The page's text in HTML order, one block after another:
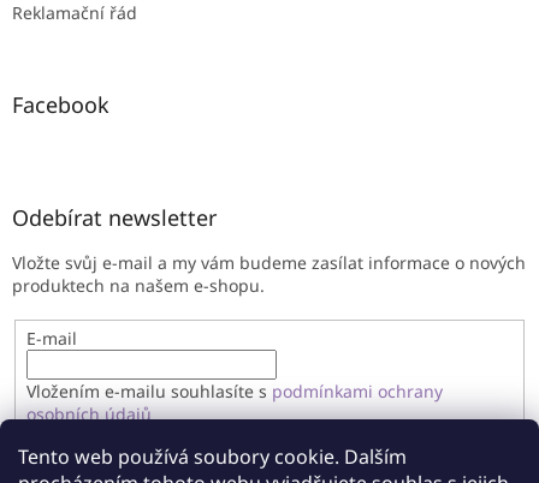
Tento web používá soubory cookie. Dalším
Reklamační řád
Facebook
Odebírat newsletter
Vložte svůj e-mail a my vám budeme zasílat informace o nových
produktech na našem e-shopu.
E-mail
Vložením e-mailu souhlasíte s podmínkami ochrany
osobních údajů
PŘIHLÁSIT SE